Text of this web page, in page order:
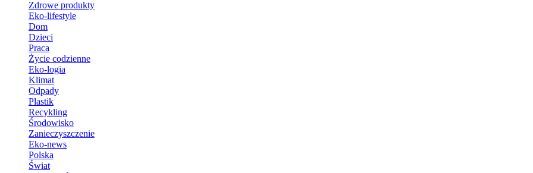
Zdrowe produkty
Eko-lifestyle
Dom
Dzieci
Praca
Życie codzienne
Eko-logia
Klimat
Odpady
Plastik
Recykling
Środowisko
Zanieczyszczenie
Eko-news
Polska
Świat